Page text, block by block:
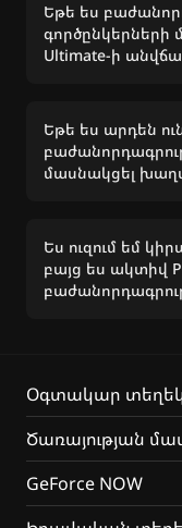
պայմանները և
սպամի
Եթե ​​ես
գործընկերների
Ultimate-ի
միայն այն
Performance
Եթե ​​ես արդեն
մասնակցել
Ես ուզում եմ
բայց ես ակտիվ
Performance
կավելացվի
ակտիվ
Օգտակար
Ծառայության
GeForce NOW